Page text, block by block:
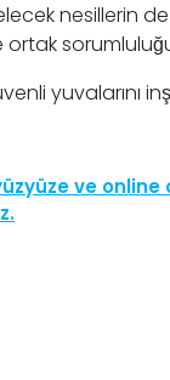
nesillerin
yuvalarını
ve